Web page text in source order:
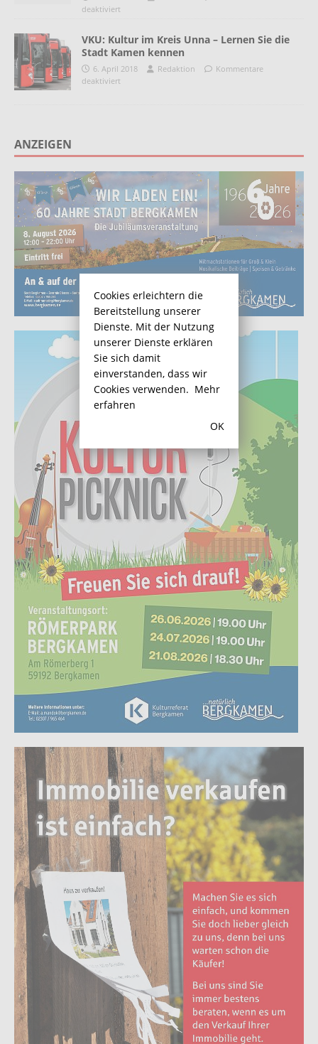
deaktiviert
VKU: Kultur im Kreis Unna – Lernen Sie die
Stadt Kamen kennen
6. April 2018 Redaktion
Kommentare
deaktiviert
ANZEIGEN
Cookies erleichtern die
Bereitstellung unserer
Dienste. Mit der Nutzung
unserer Dienste erklären
Sie sich damit
einverstanden, dass wir
Cookies verwenden. Mehr
erfahren
OK